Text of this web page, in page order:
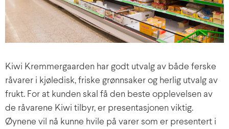
Kiwi Kremmergaarden har godt utvalg av både ferske
råvarer i kjøledisk, friske grønnsaker og herlig utvalg av
frukt. For at kunden skal få den beste opplevelsen av
de råvarene Kiwi tilbyr, er presentasjonen viktig.
Øynene vil nå kunne hvile på varer som er presentert i